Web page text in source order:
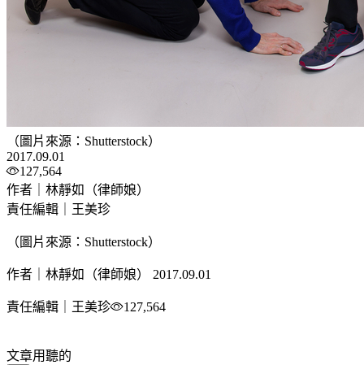
（圖片來源：Shutterstock）
2017.09.01
127,564
作者｜林靜如（律師娘）
責任編輯｜王美珍
（圖片來源：Shutterstock）
作者｜林靜如（律師娘） 2017.09.01
責任編輯｜王美珍 127,564
文章用聽的